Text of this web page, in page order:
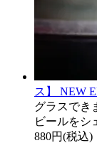
ス】 NEW
グラスでき
ビールをシ
880円(税込)